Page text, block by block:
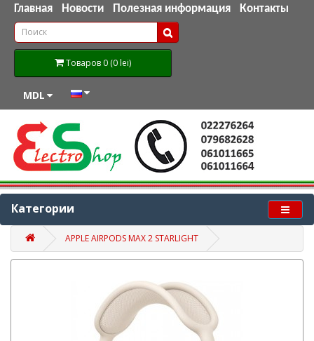
Главная Новости Полезная информация Контакты
Товаров 0 (0 lei)
MDL
Категории
APPLE AIRPODS MAX 2 STARLIGHT